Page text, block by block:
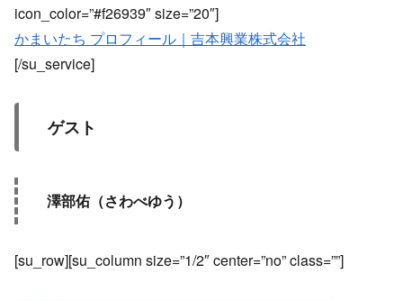
icon_color=”#f26939″ size=”20″]
かまいたち プロフィール｜吉本興業株式会社
[/su_service]
ゲスト
澤部佑（さわべゆう）
[su_row][su_column size=”1/2″ center=”no” class=””]